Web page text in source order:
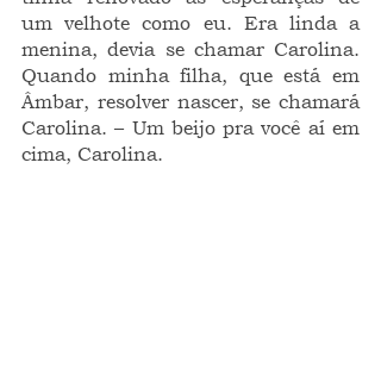
um velhote como eu. Era linda a
menina, devia se chamar Carolina.
Quando minha filha, que está em
Âmbar, resolver nascer, se chamará
Carolina. – Um beijo pra você aí em
cima, Carolina.